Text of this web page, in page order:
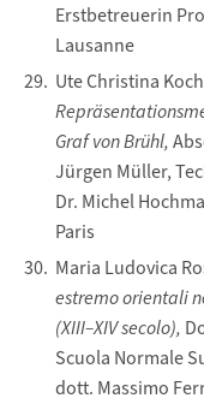
Erstbetreuerin
Lausanne
Ute Christina
Graf von Brühl,
Jürgen Müller,
Dr. Michel
Paris
Maria Ludovica
estremo orientali
(XIII–XIV secolo),
Scuola Normale
dott. Massimo